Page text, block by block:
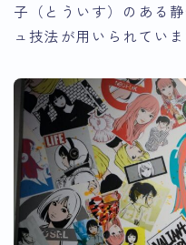
子（とういす）のある
ュ技法が用いられていま